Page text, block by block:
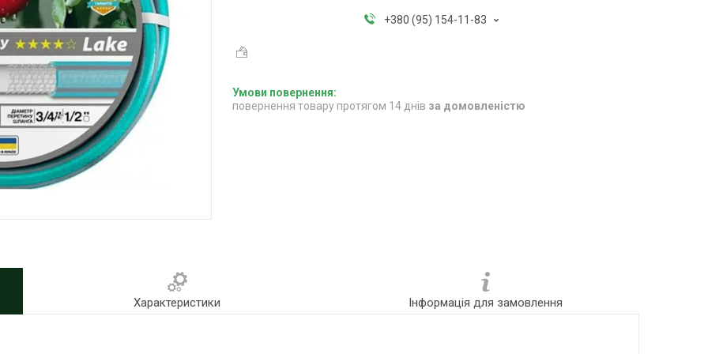
+380 (95) 154-11-83
повернення товару протягом 14 днів за домовленістю
Характеристики Інформація для замовлення